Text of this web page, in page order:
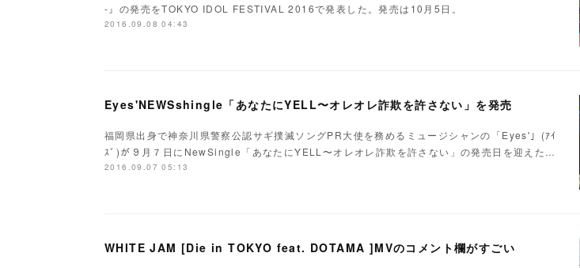
-』の発売をTOKYO IDOL FESTIVAL 2016で発表した。発売は10月5日。
2016.09.08 04:43
Eyes'NEWSshingle「あなたにYELL〜オレオレ詐欺を許さない」を発売
福岡県出身で神奈川県警察公認サギ撲滅ソングPR大使を務めるミュージシャンの「Eyes'」(ｱｲ
ｽﾞ)が９月７日にNewSingle「あなたにYELL〜オレオレ詐欺を許さない」の発売日を迎えた…
2016.09.07 05:13
WHITE JAM [Die in TOKYO feat. DOTAMA ]MVのコメント欄がすごい